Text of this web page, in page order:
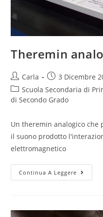
Theremin
Post
author:
Carla
Post
published:
3 Dicembre
Post
category:
Scuola Secondaria di
di Secondo Grado
Un theremin analogico
il suono prodotto
elettromagnetico
Continua A Leggere